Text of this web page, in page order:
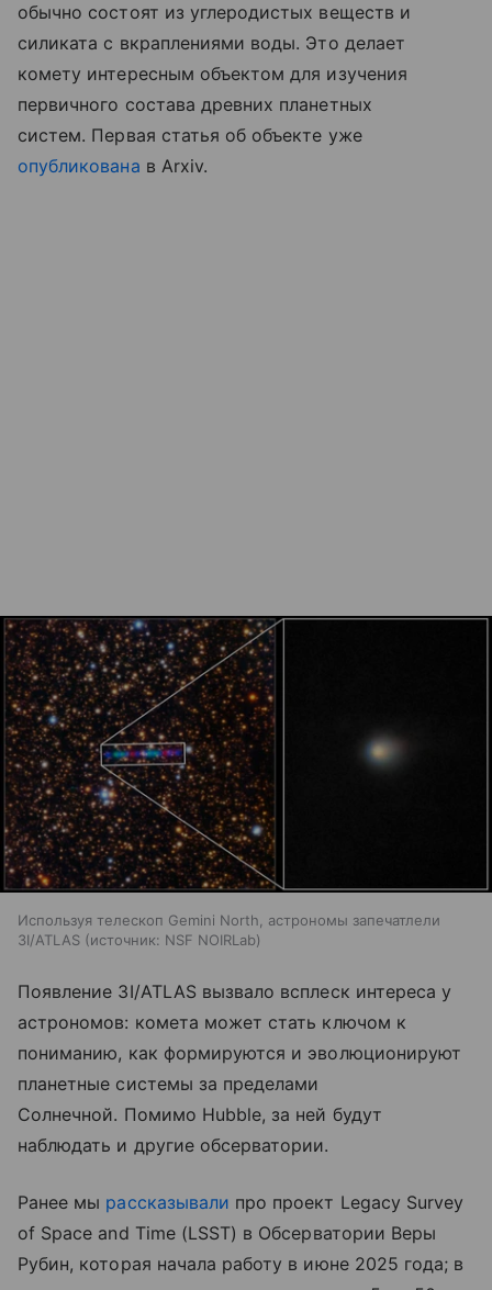
обычно состоят из углеродистых веществ и
силиката с вкраплениями воды. Это делает
комету интересным объектом для изучения
первичного состава древних планетных
систем. Первая статья об объекте уже
опубликована в Arxiv.
Используя телескоп Gemini North, астрономы запечатлели
3I/ATLAS
источник: NSF NOIRLab
Появление 3I/ATLAS вызвало всплеск интереса у
астрономов: комета может стать ключом к
пониманию, как формируются и эволюционируют
планетные системы за пределами
Солнечной. Помимо Hubble, за ней будут
наблюдать и другие обсерватории.
Ранее мы рассказывали про проект Legacy Survey
of Space and Time (LSST) в Обсерватории Веры
Рубин, которая начала работу в июне 2025 года; в